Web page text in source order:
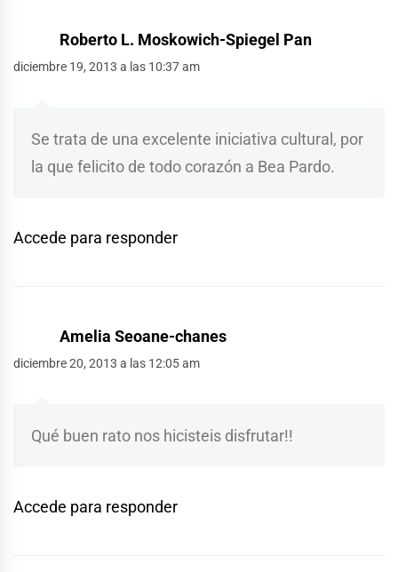
Roberto L. Moskowich-Spiegel Pan
diciembre 19, 2013 a las 10:37 am
Se trata de una excelente iniciativa cultural, por
la que felicito de todo corazón a Bea Pardo.
Accede para responder
Amelia Seoane-chanes
diciembre 20, 2013 a las 12:05 am
Qué buen rato nos hicisteis disfrutar!!
Accede para responder